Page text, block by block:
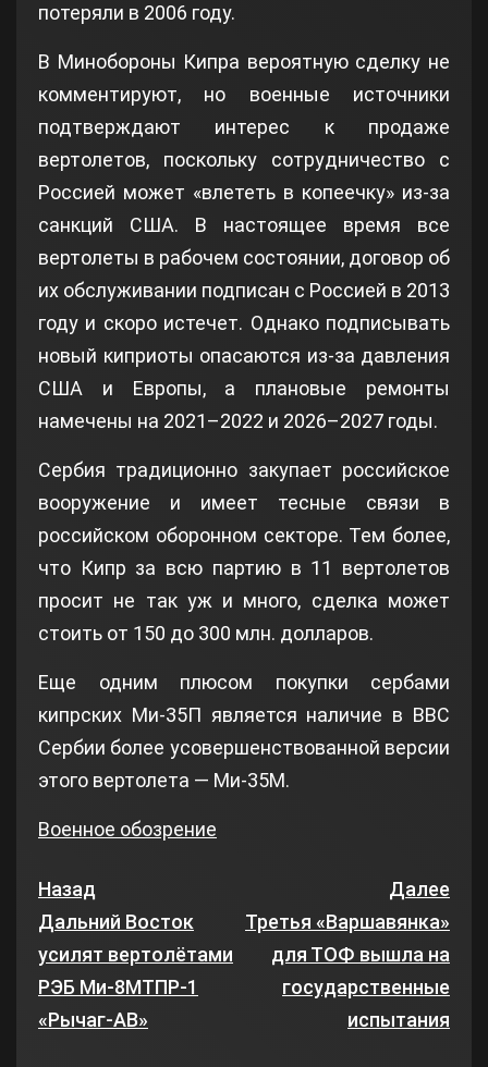
потеряли в 2006 году.
В Минобороны Кипра вероятную сделку не
комментируют, но военные источники
подтверждают интерес к продаже
вертолетов, поскольку сотрудничество с
Россией может «влететь в копеечку» из-за
санкций США. В настоящее время все
вертолеты в рабочем состоянии, договор об
их обслуживании подписан с Россией в 2013
году и скоро истечет. Однако подписывать
новый киприоты опасаются из-за давления
США и Европы, а плановые ремонты
намечены на 2021–2022 и 2026–2027 годы.
Сербия традиционно закупает российское
вооружение и имеет тесные связи в
российском оборонном секторе. Тем более,
что Кипр за всю партию в 11 вертолетов
просит не так уж и много, сделка может
стоить от 150 до 300 млн. долларов.
Еще одним плюсом покупки сербами
кипрских Ми-35П является наличие в ВВС
Сербии более усовершенствованной версии
этого вертолета — Ми-35М.
Военное обозрение
Назад
Дальний Восток
усилят вертолётами
РЭБ Ми-8МТПР-1
«Рычаг-АВ»
Далее
Третья «Варшавянка»
для ТОФ вышла на
государственные
испытания